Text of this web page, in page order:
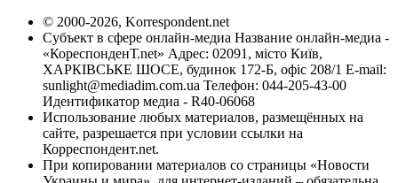
© 2000-2026, Korrespondent.net
Субъект в сфере онлайн-медиа Название онлайн-медиа -
«КореспонденТ.net» Адрес: 02091, місто Київ,
ХАРКІВСЬКЕ ШОСЕ, будинок 172-Б, офіс 208/1 E-mail:
sunlight@mediadim.com.ua Телефон: 044-205-43-00
Идентификатор медиа - R40-06068
Использование любых материалов, размещённых на
сайте, разрешается при условии ссылки на
Корреспондент.net.
При копировании материалов со страницы «Новости